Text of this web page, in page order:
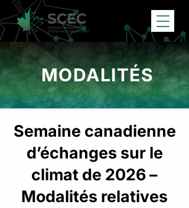
MODALITÉS
Semaine canadienne
d’échanges sur le
climat de 2026 –
Modalités relatives